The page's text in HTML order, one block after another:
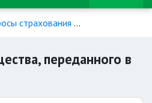
страхования
переданного в